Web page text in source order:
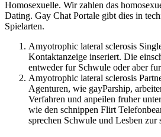
Homosexuelle. Wir zahlen das
Dating. Gay Chat Portale gibt dies in
Spielarten.
Amyotrophic lateral sclerosis
Kontaktanzeige inseriert. Die
entweder fur Schwule oder aber
Amyotrophic lateral sclerosis
Agenturen, wie gayParship,
Verfahren und anpeilen fruher
wie den schnippen Flirt
sprechen Schwule und Lesben zur